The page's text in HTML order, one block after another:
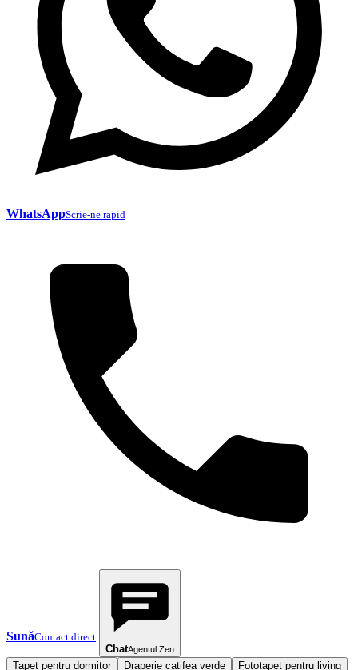
WhatsAppScrie-ne rapid
SunăContact direct
ChatAgentul Zen
Tapet pentru dormitor Draperie catifea verde Fototapet pentru living